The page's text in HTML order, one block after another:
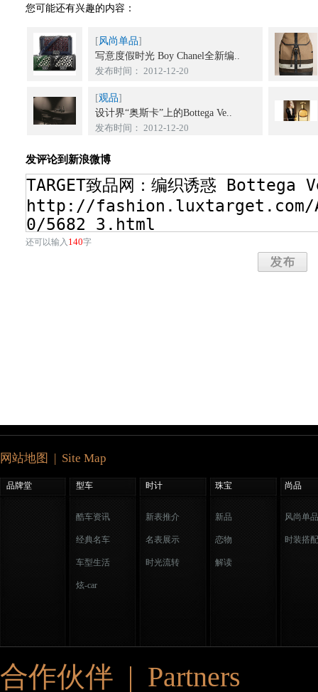
您可能还有兴趣的内容：
[风尚单品]
写意度假时光 Boy Chanel全新编..
发布时间： 2012-12-20
[观品]
设计界“奥斯卡”上的Bottega Ve..
发布时间： 2012-12-20
发评论到新浪微博
还可以输入 140字
网站地图 | Site Map
品牌堂 型车 时计 珠宝 尚品
酷车资讯
经典名车
车型生活
炫-car
新表推介
名表展示
时光流转
新品
恋物
解读
风尚单品
时装搭配
合作伙伴 | Partners